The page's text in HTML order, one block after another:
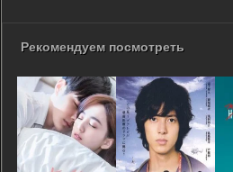
Рекомендуем посмотреть